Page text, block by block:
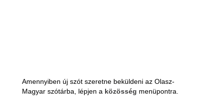
Amennyiben új szót szeretne beküldeni az Olasz-
Magyar szótárba, lépjen a közösség menüpontra.